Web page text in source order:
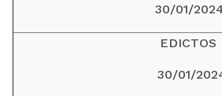
30/01/
30/01/